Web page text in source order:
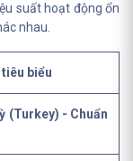
suất hoạt động ổn
nhau.
biểu
(Turkey) - Chuẩn